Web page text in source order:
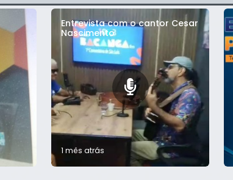
Entrevista com o cantor Cesar
Nascimento
1 mês atrás